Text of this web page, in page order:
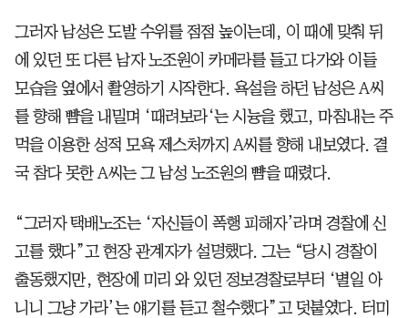
그러자 남성은 도발 수위를 점점 높이는데, 이 때에 맞춰 뒤
에 있던 또 다른 남자 노조원이 카메라를 들고 다가와 이들
모습을 옆에서 촬영하기 시작한다. 욕설을 하던 남성은 A씨
를 향해 뺨을 내밀며 ‘때려보라‘는 시늉을 했고, 마침내는 주
먹을 이용한 성적 모욕 제스처까지 A씨를 향해 내보였다. 결
국 참다 못한 A씨는 그 남성 노조원의 뺨을 때렸다.
“그러자 택배노조는 ‘자신들이 폭행 피해자’라며 경찰에 신
고를 했다”고 현장 관계자가 설명했다. 그는 “당시 경찰이
출동했지만, 현장에 미리 와 있던 정보경찰로부터 ‘별일 아
니니 그냥 가라’는 얘기를 듣고 철수했다”고 덧붙였다. 터미